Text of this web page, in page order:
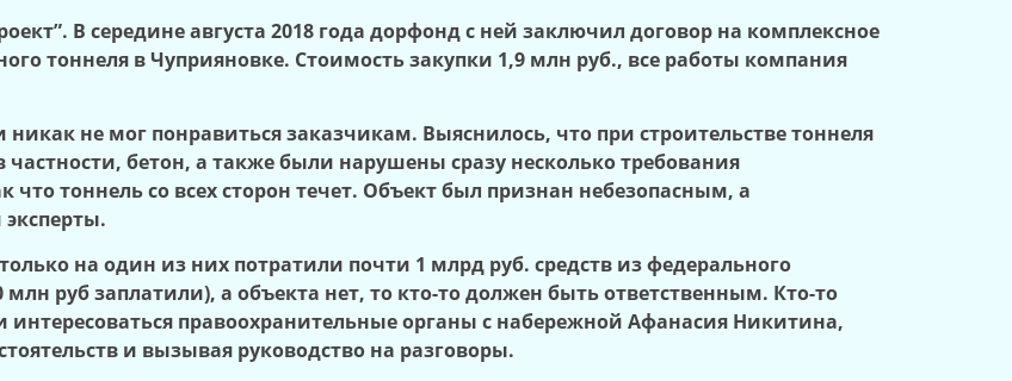
В середине августа 2018 года дорфонд с ней заключил договор на комплексное
тоннеля в Чуприяновке. Стоимость закупки 1,9 млн руб., все работы компания
не мог понравиться заказчикам. Выяснилось, что при строительстве тоннеля
бетон, а также были нарушены сразу несколько требования
тоннель со всех сторон течет. Объект был признан небезопасным, а
на один из них потратили почти 1 млрд руб. средств из федерального
руб заплатили), а объекта нет, то кто-то должен быть ответственным. Кто-то
интересоваться правоохранительные органы с набережной Афанасия Никитина,
и вызывая руководство на разговоры.